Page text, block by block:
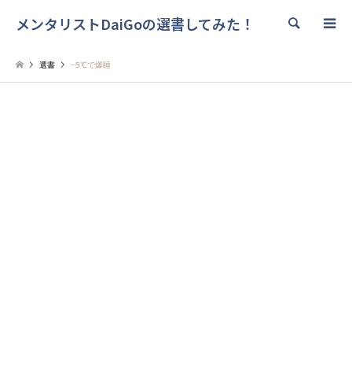
メンタリストDaiGoの選書してみた！ 検索
選書 −5℃で爆睡